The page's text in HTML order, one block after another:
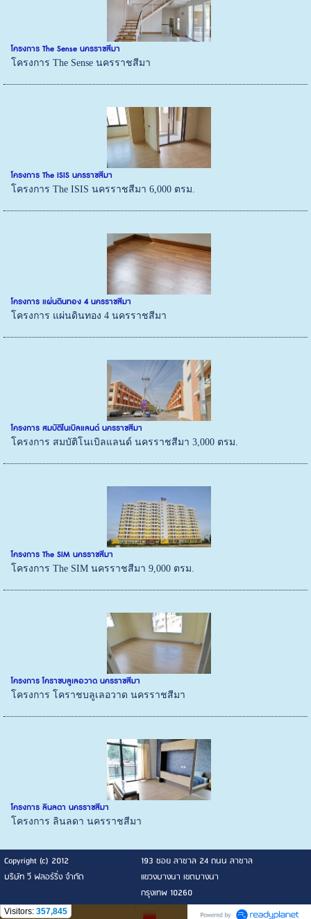
โครงการ The Sense นครราชสีมา
โครงการ The Sense นครราชสีมา
โครงการ The ISIS นครราชสีมา
โครงการ The ISIS นครราชสีมา 6,000 ตรม.
โครงการ แผ่นดินทอง 4 นครราชสีมา
โครงการ แผ่นดินทอง 4 นครราชสีมา
โครงการ สมบัติโนเบิลแลนด์ นครราชสีมา
โครงการ สมบัติโนเบิลแลนด์ นครราชสีมา 3,000 ตรม.
โครงการ The SIM นครราชสีมา
โครงการ The SIM นครราชสีมา 9,000 ตรม.
โครงการ โคราชบลูเลอวาด นครราชสีมา
โครงการ โคราชบลูเลอวาด นครราชสีมา
โครงการ ลินลดา นครราชสีมา
โครงการ ลินลดา นครราชสีมา
Copyright (c) 2012
193 ซอย ลาซาล 24 ถนน ลาซาล
บริษัท วี ฟลอร์ริ่ง จำกัด
แขวงบางนา เขตบางนา
กรุงเทพ 10260
Visitors: 357,845